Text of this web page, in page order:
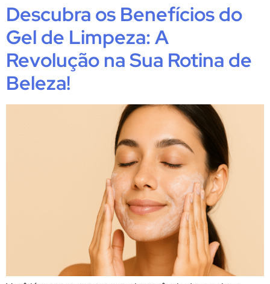
Descubra os Benefícios do
Gel de Limpeza: A
Revolução na Sua Rotina de
Beleza!